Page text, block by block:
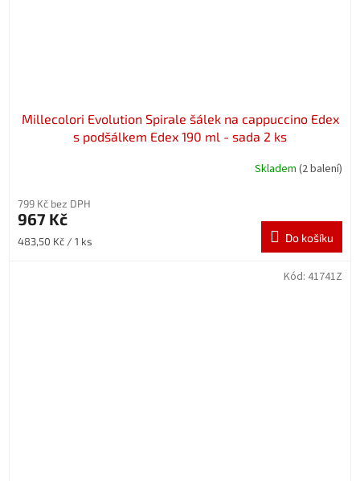
Millecolori Evolution Spirale šálek na cappuccino Edex
s podšálkem Edex 190 ml - sada 2 ks
Skladem (2 balení)
799 Kč bez DPH
967 Kč
Měrná
483,50 Kč / 1 ks Do košíku
Kód: 41741Z